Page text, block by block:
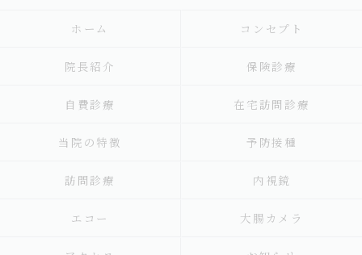
ホーム コンセプト
院長紹介 保険診療
自費診療 在宅訪問診療
当院の特徴 予防接種
訪問診療 内視鏡
エコー 大腸カメラ